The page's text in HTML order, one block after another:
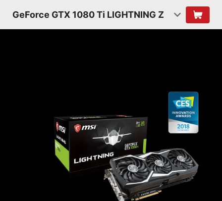
GeForce GTX 1080 Ti LIGHTNING Z